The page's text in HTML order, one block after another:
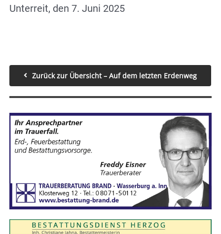
Unterreit, den 7. Juni 2025
Zurück zur Übersicht – Auf dem letzten Erdenweg